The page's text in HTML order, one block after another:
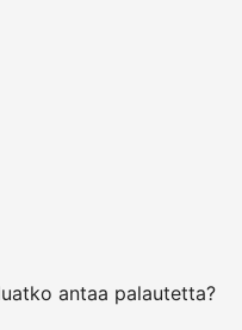
antaa palautetta?